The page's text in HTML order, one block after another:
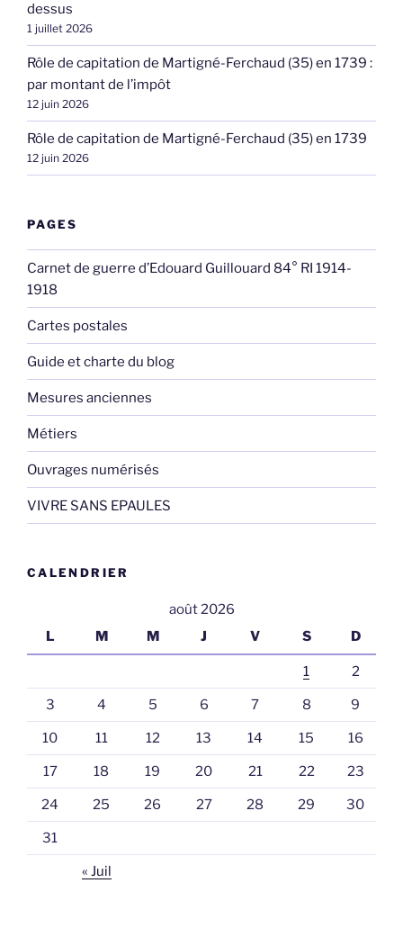
dessus
1 juillet 2026
Rôle de capitation de Martigné-Ferchaud (35) en 1739 :
par montant de l’impôt
12 juin 2026
Rôle de capitation de Martigné-Ferchaud (35) en 1739
12 juin 2026
PAGES
Carnet de guerre d’Edouard Guillouard 84° RI 1914-
1918
Cartes postales
Guide et charte du blog
Mesures anciennes
Métiers
Ouvrages numérisés
VIVRE SANS EPAULES
CALENDRIER
août 2026
L
M M J V S D
1 2
3 4 5 6 7 8 9
10 11 12 13 14 15 16
17 18 19 20 21 22 23
24 25 26 27 28 29 30
31
« Juil